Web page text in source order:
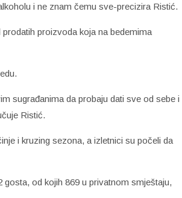
i ne znam čemu sve-precizira Ristić.
proizvoda koja na bedemima
sugrađanima da probaju dati sve od sebe i
Ristić.
i kruzing sezona, a izletnici su počeli da
od kojih 869 u privatnom smještaju,